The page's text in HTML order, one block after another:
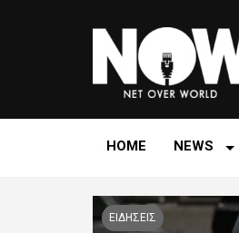
HOME NEWS
ΕΙΔΗΣΕΙΣ